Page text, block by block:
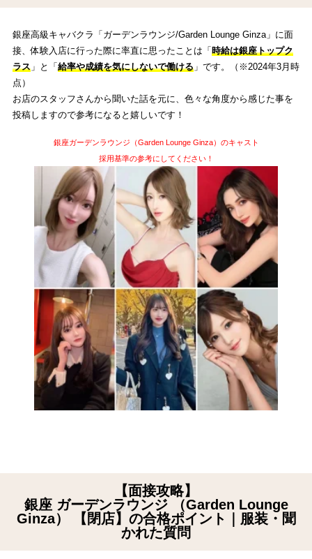
銀座高級キャバクラ「ガーデンラウンジ/Garden Lounge Ginza」に面
接、体験入店に行った際に率直に思ったことは「時給は銀座トップク
ラス」と「給率や成績を気にしないで働ける」です。（※2024年3月時
点）
お店のスタッフさんから聞いた話を元に、色々な角度から感じた事を
投稿しますので参考になると嬉しいです！
銀座ガーデンラウンジ（Garden Lounge Ginza）のキャスト
採用基準の参考にしてください！
【面接攻略】
銀座 ガーデンラウンジ （Garden Lounge
Ginza） 【閉店】の合格ポイント｜服装・聞
かれた質問